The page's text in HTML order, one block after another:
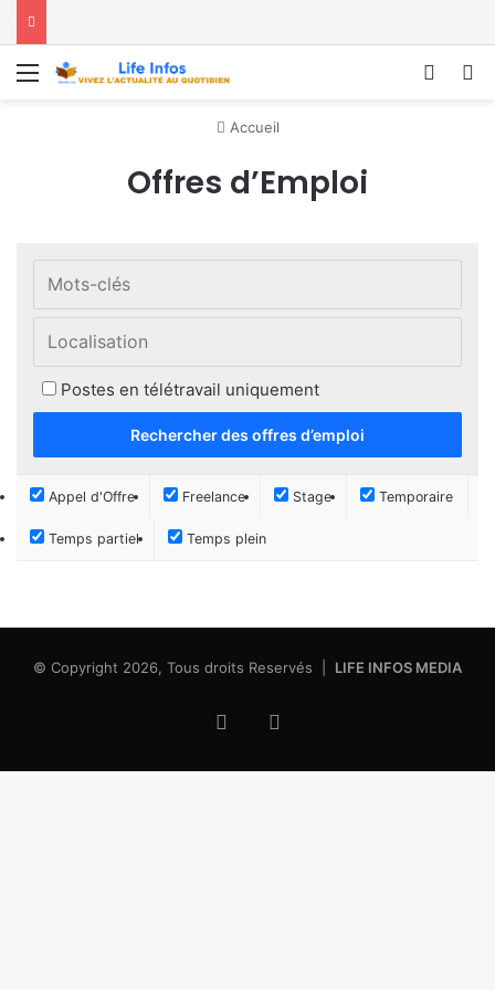
Menu
Accueil
Offres d’Emploi
Postes en télétravail uniquement
Appel d'Offre Freelance Stage Temporaire
Temps partiel Temps plein
© Copyright 2026, Tous droits Reservés | LIFE INFOS MEDIA
Facebook